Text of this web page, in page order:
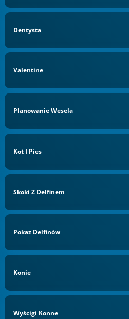
Dentysta
Valentine
Planowanie Wesela
Kot I Pies
Skoki Z Delfinem
Pokaz Delfinów
Konie
Wyścigi Konne